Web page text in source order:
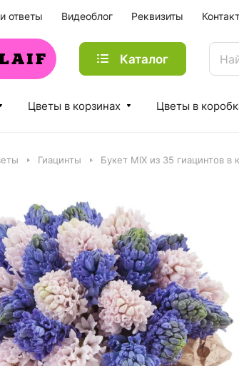
ответы Видеоблог Реквизиты
Каталог
Цветы в корзинах Цветы в
Гиацинты Букет MIX из 35 гиацинтов в